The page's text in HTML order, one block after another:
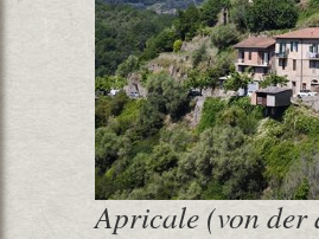
Apricale (von der